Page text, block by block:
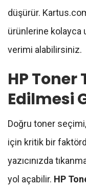
düşürür.
ürünlerine kolayca
verimi alabilirsiniz.
HP
Edilmesi
Doğru toner seçimi,
için kritik bir
yazıcınızda
yol açabilir. HP